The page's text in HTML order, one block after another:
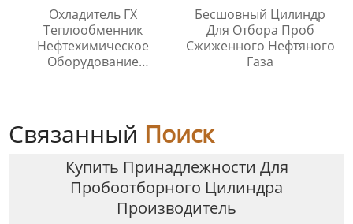
Охладитель ГХ
Теплообменник
Нефтехимическое
Оборудование
Бесшовный Цилиндр
Для Отбора Проб
Сжиженного Нефтяного
Газа
Связанный Поиск
Купить Принадлежности Для
Пробоотборного Цилиндра
Производитель